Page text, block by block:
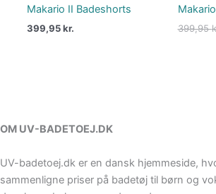
Makario II Badeshorts
399,95kr. 399,95
OM UV-BADETOEJ.DK
UV-badetoej.dk er en dansk hjemmeside,
sammenligne priser på badetøj til børn og